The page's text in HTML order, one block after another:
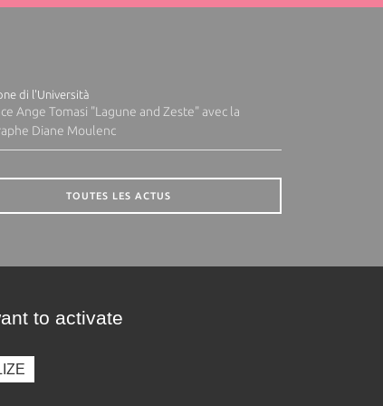
di l'Università
Ange Tomasi "Lagune and Zeste" avec la
Diane Moulenc
TOUTES LES ACTUS
to activate